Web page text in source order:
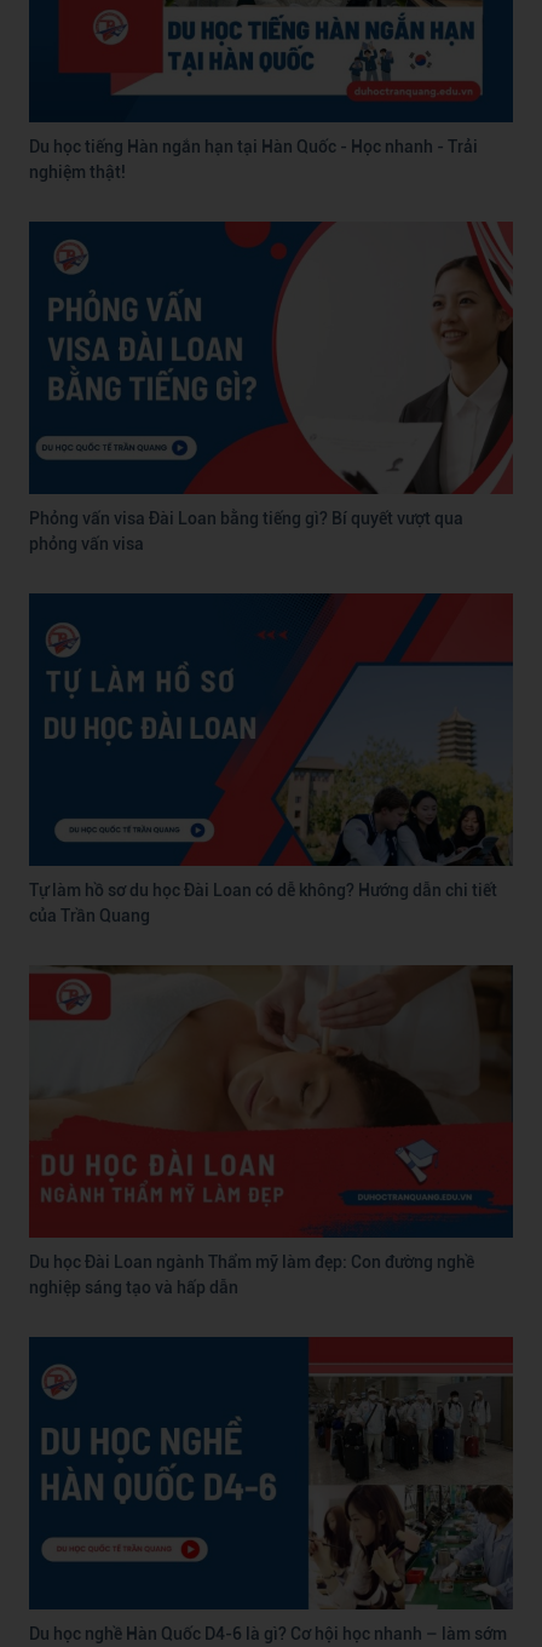
Du học tiếng Hàn ngắn hạn tại Hàn Quốc - Học nhanh - Trải
nghiệm thật!
Phỏng vấn visa Đài Loan bằng tiếng gì? Bí quyết vượt qua
phỏng vấn visa
Tự làm hồ sơ du học Đài Loan có dễ không? Hướng dẫn chi tiết
của Trần Quang
Du học Đài Loan ngành Thẩm mỹ làm đẹp: Con đường nghề
nghiệp sáng tạo và hấp dẫn
Du học nghề Hàn Quốc D4-6 là gì? Cơ hội học nhanh – làm sớm